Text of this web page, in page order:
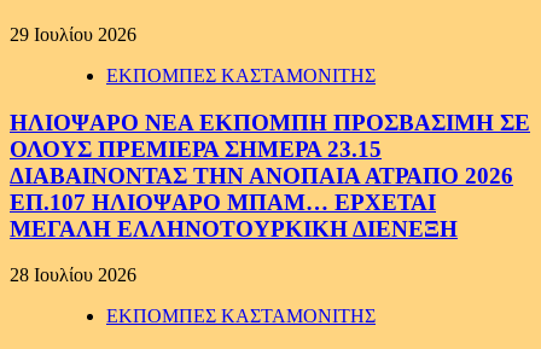
29 Ιουλίου 2026
ΕΚΠΟΜΠΕΣ ΚΑΣΤΑΜΟΝΙΤΗΣ
ΗΛΙΟΨΑΡΟ ΝΕΑ ΕΚΠΟΜΠΗ ΠΡΟΣΒΑΣΙΜΗ ΣΕ
ΟΛΟΥΣ ΠΡΕΜΙΕΡΑ ΣΗΜΕΡΑ 23.15
ΔΙΑΒΑΙΝΟΝΤΑΣ ΤΗΝ ΑΝΟΠΑΙΑ ΑΤΡΑΠΟ 2026
ΕΠ.107 ΗΛΙΟΨΑΡΟ ΜΠΑΜ… ΕΡΧΕΤΑΙ
ΜΕΓΑΛΗ ΕΛΛΗΝΟΤΟΥΡΚΙΚΗ ΔΙΕΝΕΞΗ
28 Ιουλίου 2026
ΕΚΠΟΜΠΕΣ ΚΑΣΤΑΜΟΝΙΤΗΣ